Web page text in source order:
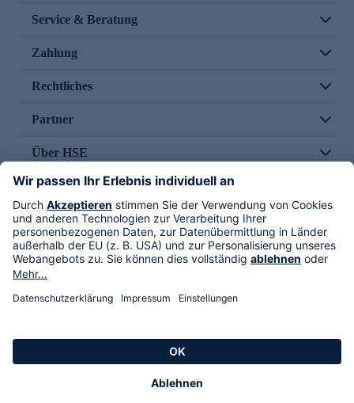
Service & Beratung
Zahlung
Rechtliches
Partner
Über HSE
Im TV
HSE International